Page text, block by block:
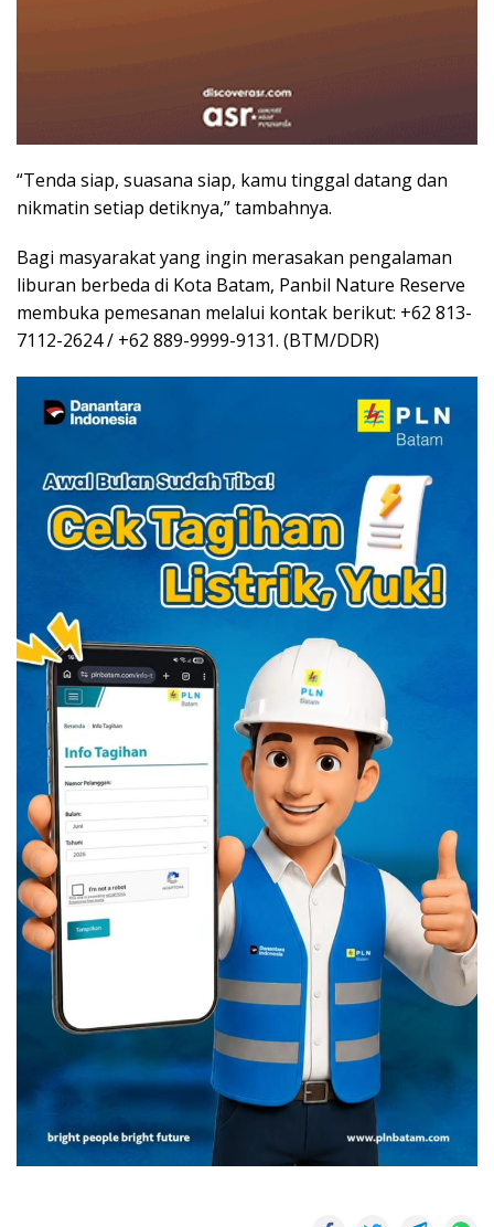
“Tenda siap, suasana siap, kamu tinggal datang dan
nikmatin setiap detiknya,” tambahnya.
Bagi masyarakat yang ingin merasakan pengalaman
liburan berbeda di Kota Batam, Panbil Nature Reserve
membuka pemesanan melalui kontak berikut: +62 813-
7112-2624 / +62 889-9999-9131. (BTM/DDR)